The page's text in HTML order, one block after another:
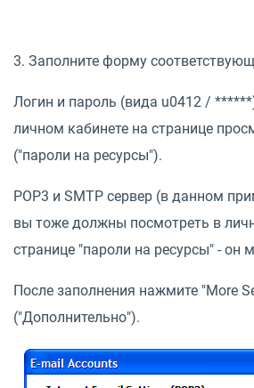
3. Заполните форму
Логин и пароль (вида u0412 /
личном кабинете на странице
("пароли на ресурсы").
POP3 и SMTP сервер (в данном
вы тоже должны посмотреть в
странице "пароли на ресурсы" - он
После заполнения нажмите "More
("Дополнительно").